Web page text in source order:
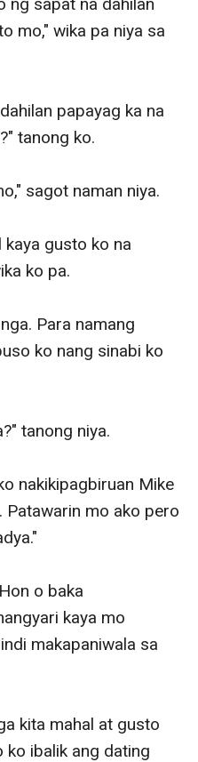
mo," wika pa niya sa
papayag ka na
tanong ko.
sagot naman niya.
kaya gusto ko na
ko pa.
Para namang
ko nang sinabi ko
tanong niya.
nakikipagbiruan Mike
Patawarin mo ako pero
o baka
kaya mo
makapaniwala sa
kita mahal at gusto
ko ibalik ang dating